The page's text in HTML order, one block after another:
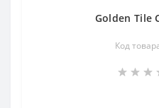
Golden Tile
Код